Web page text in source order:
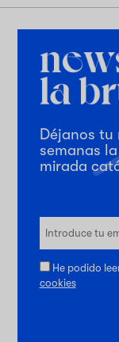
Déjanos
semanas
mirada
He podido
cookies